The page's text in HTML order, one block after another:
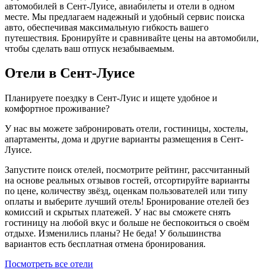
автомобилей в Сент-Луисе, авиабилеты и отели в одном
месте. Мы предлагаем надежный и удобный сервис поиска
авто, обеспечивая максимальную гибкость вашего
путешествия. Бронируйте и сравнивайте цены на автомобили,
чтобы сделать ваш отпуск незабываемым.
Отели в Сент-Луисе
Планируете поездку в Сент-Луис и ищете удобное и
комфортное проживание?
У нас вы можете забронировать отели, гостиницы, хостелы,
апартаменты, дома и другие варианты размещения в Сент-
Луисе.
Запустите поиск отелей, посмотрите рейтинг, рассчитанный
на основе реальных отзывов гостей, отсортируйте варианты
по цене, количеству звёзд, оценкам пользователей или типу
оплаты и выберите лучший отель! Бронирование отелей без
комиссий и скрытых платежей. У нас вы сможете снять
гостиницу на любой вкус и больше не беспокоиться о своём
отдыхе. Изменились планы? Не беда! У большинства
вариантов есть бесплатная отмена бронирования.
Посмотреть все отели